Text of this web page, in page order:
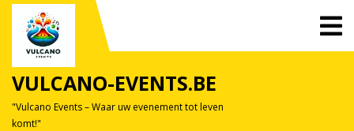
Skip
content
VULCANO-EVENTS.BE
"Vulcano Events – Waar uw evenement tot leven
komt!"